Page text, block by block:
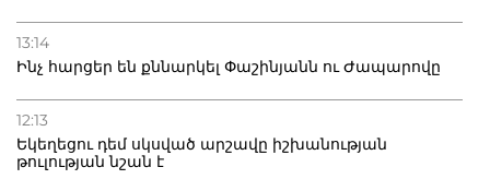
13:14
Ինչ հարցեր են քննարկել Փաշինյանն ու Ժապարովը
12:13
Եկեղեցու դեմ սկսված արշավը իշխանության
թուլության նշան է